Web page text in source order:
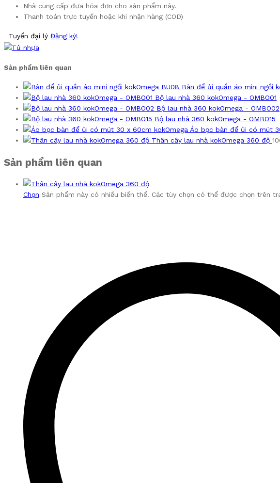
Nhà cung cấp đưa hóa đơn cho sản phẩm này.
Thanh toán trực tuyến hoặc khi nhận hàng (COD)
Tuyển đại lý Đăng ký!
Sản phẩm liên quan
Bàn để ủi quần áo mini ngồi
Bộ lau nhà 360 kokOmega - OMBO01
Bộ lau nhà 360 kokOmega - OMBO02
Bộ lau nhà 360 kokOmega - OMBO15
Áo bọc bàn để ủi có mút
Thân cây lau nhà kokOmega 360 độ
Sản phẩm liên quan
Chọn Sản phẩm này có nhiều biến thể. Các tùy chọn có thể được chọn trên